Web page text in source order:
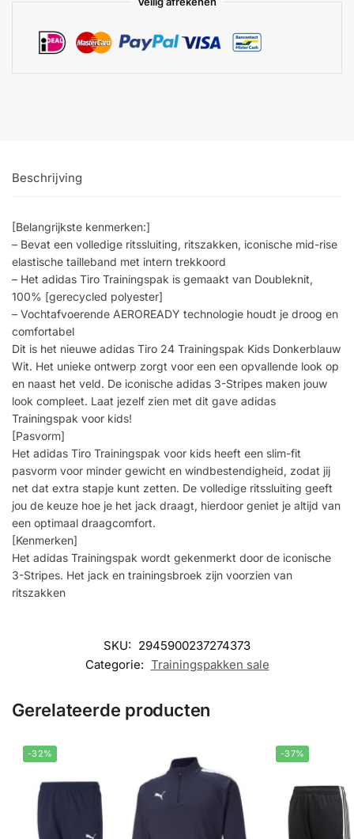
Beschrijving
[Belangrijkste kenmerken:]
– Bevat een volledige ritssluiting, ritszakken, iconische mid-rise
elastische tailleband met intern trekkoord
– Het adidas Tiro Trainingspak is gemaakt van Doubleknit,
100% [gerecycled polyester]
– Vochtafvoerende AEROREADY technologie houdt je droog en
comfortabel
Dit is het nieuwe adidas Tiro 24 Trainingspak Kids Donkerblauw
Wit. Het unieke ontwerp zorgt voor een een opvallende look op
en naast het veld. De iconische adidas 3-Stripes maken jouw
look compleet. Laat jezelf zien met dit gave adidas
Trainingspak voor kids!
[Pasvorm]
Het adidas Tiro Trainingspak voor kids heeft een slim-fit
pasvorm voor minder gewicht en windbestendigheid, zodat jij
net dat extra stapje kunt zetten. De volledige ritssluiting geeft
jou de keuze hoe je het jack draagt, hierdoor geniet je altijd van
een optimaal draagcomfort.
[Kenmerken]
Het adidas Trainingspak wordt gekenmerkt door de iconische
3-Stripes. Het jack en trainingsbroek zijn voorzien van
ritszakken
SKU: 2945900237274373
Categorie: Trainingspakken sale
Gerelateerde producten
-32% -37%